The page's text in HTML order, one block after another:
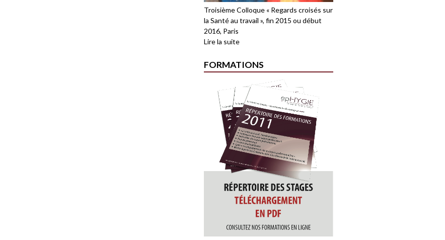
Troisième Colloque « Regards croisés sur
la Santé au travail », fin 2015 ou début
2016, Paris
Lire la suite
FORMATIONS